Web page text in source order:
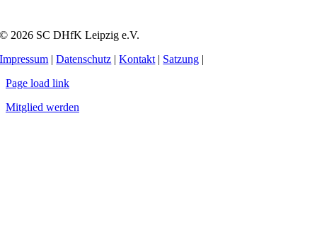
© 2026 SC DHfK Leipzig e.V.
Impressum |Datenschutz |Kontakt | Satzung |
Page load link
Mitglied werden